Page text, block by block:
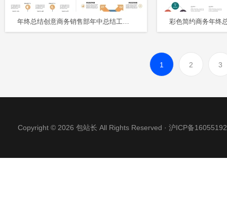
年终总结创意商务销售部年中总结工作总结述职报告工作计划PPT模板
1 2 3
Copyright © 2026 包站长 All Rights Reserved · 沪ICP备